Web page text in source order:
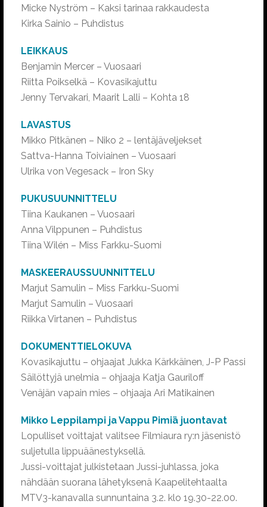
Micke Nyström – Kaksi tarinaa rakkaudesta
Kirka Sainio – Puhdistus
LEIKKAUS
Benjamin Mercer – Vuosaari
Riitta Poikselkä – Kovasikajuttu
Jenny Tervakari, Maarit Lalli – Kohta 18
LAVASTUS
Mikko Pitkänen – Niko 2 – lentäjäveljekset
Sattva-Hanna Toiviainen – Vuosaari
Ulrika von Vegesack – Iron Sky
PUKUSUUNNITTELU
Tiina Kaukanen – Vuosaari
Anna Vilppunen – Puhdistus
Tiina Wilén – Miss Farkku-Suomi
MASKEERAUSSUUNNITTELU
Marjut Samulin – Miss Farkku-Suomi
Marjut Samulin – Vuosaari
Riikka Virtanen – Puhdistus
DOKUMENTTIELOKUVA
Kovasikajuttu – ohjaajat Jukka Kärkkäinen, J-P Passi
Säilöttyjä unelmia – ohjaaja Katja Gauriloff
Venäjän vapain mies – ohjaaja Ari Matikainen
Mikko Leppilampi ja Vappu Pimiä juontavat
Lopulliset voittajat valitsee Filmiaura ry:n jäsenistö
suljetulla lippuäänestyksellä.
Jussi-voittajat julkistetaan Jussi-juhlassa, joka
nähdään suorana lähetyksenä Kaapelitehtaalta
MTV3-kanavalla sunnuntaina 3.2. klo 19.30-22.00.